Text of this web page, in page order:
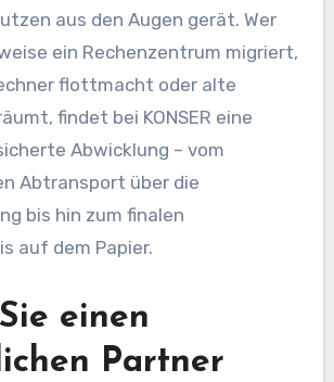
aus den Augen gerät. Wer
ein Rechenzentrum migriert,
flottmacht oder alte
findet bei KONSER eine
Abwicklung – vom
Abtransport über die
bis hin zum finalen
auf dem Papier.
einen
Partner